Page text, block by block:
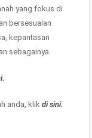
yang fokus di
bersesuaian
kepantasan
sebagainya.
anda, klik di sini.